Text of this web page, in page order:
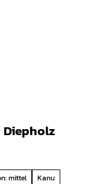
mittel
Kanu